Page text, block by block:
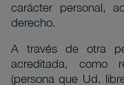
carácter personal,
derecho.
A través de otra
acreditada, como
(persona que Ud.